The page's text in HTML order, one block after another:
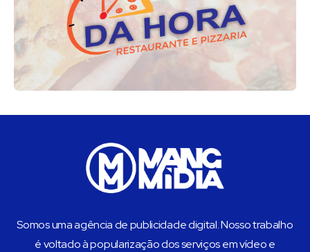
Somos uma agência de publicidade digital. Nosso trabalho
é voltado à popularização dos serviços em vídeo e